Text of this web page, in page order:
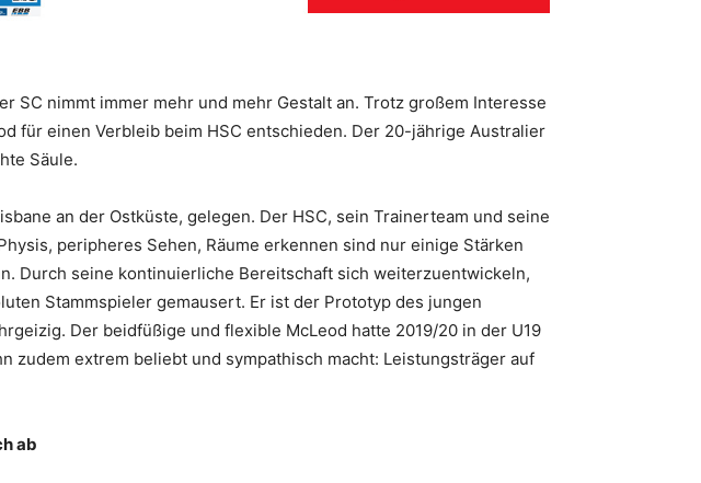
SC nimmt immer mehr und mehr Gestalt an. Trotz großem Interesse
für einen Verbleib beim HSC entschieden. Der 20-jährige Australier
Säule.
an der Ostküste, gelegen. Der HSC, sein Trainerteam und seine
peripheres Sehen, Räume erkennen sind nur einige Stärken
Durch seine kontinuierliche Bereitschaft sich weiterzuentwickeln,
Stammspieler gemausert. Er ist der Prototyp des jungen
Der beidfüßige und flexible McLeod hatte 2019/20 in der U19
zudem extrem beliebt und sympathisch macht: Leistungsträger auf
ab